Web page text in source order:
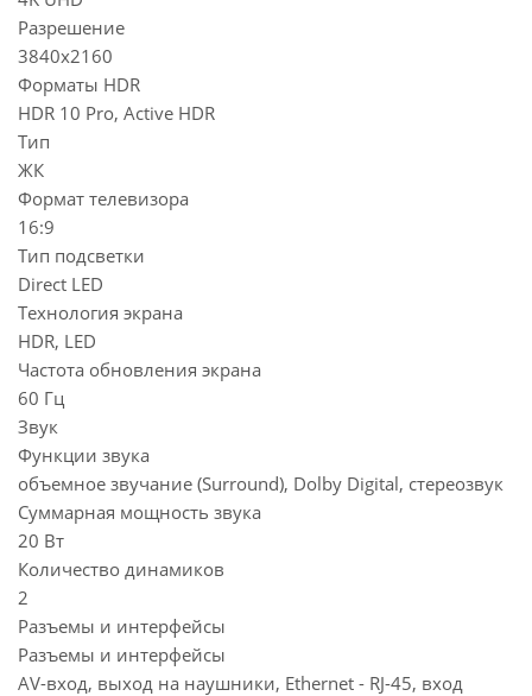
Разрешение
3840x2160
Форматы HDR
HDR 10 Pro, Active HDR
Тип
ЖК
Формат телевизора
16:9
Тип подсветки
Direct LED
Технология экрана
HDR, LED
Частота обновления экрана
60 Гц
Звук
Функции звука
объемное звучание (Surround), Dolby Digital, стереозвук
Суммарная мощность звука
20 Вт
Количество динамиков
2
Разъемы и интерфейсы
Разъемы и интерфейсы
AV-вход, выход на наушники, Ethernet - RJ-45, вход